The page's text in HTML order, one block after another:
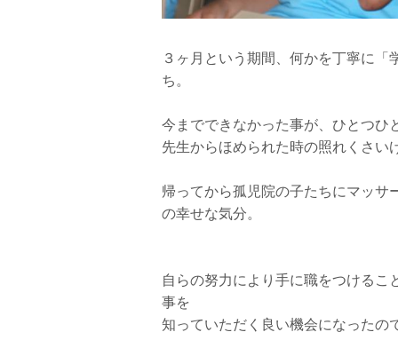
３ヶ月という期間、何かを丁寧に
ち。
今までできなかった事が、ひとつひ
先生からほめられた時の照れくさい
帰ってから孤児院の子たちにマッサ
の幸せな気分。
自らの努力により手に職をつけるこ
事を
知っていただく良い機会になったの